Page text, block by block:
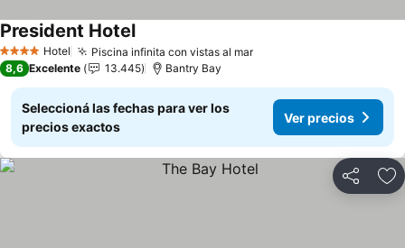
4 EstrellasHotel Piscina infinita con vistas al marVer precios
President HotelVer precios
8,6 Excelente 13.445 Bantry Bay
Seleccioná las fechas para ver los
precios exactos
Ver precios
Compartir